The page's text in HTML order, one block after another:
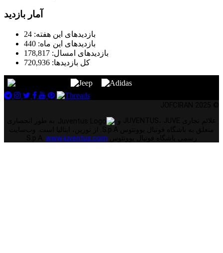
آمار بازدید
بازدیدهای این هفته: 24
بازدیدهای این ماه: 440
بازدیدهای امسال: 178,817
کل بازدیدها: 720,936
www.juventus.com